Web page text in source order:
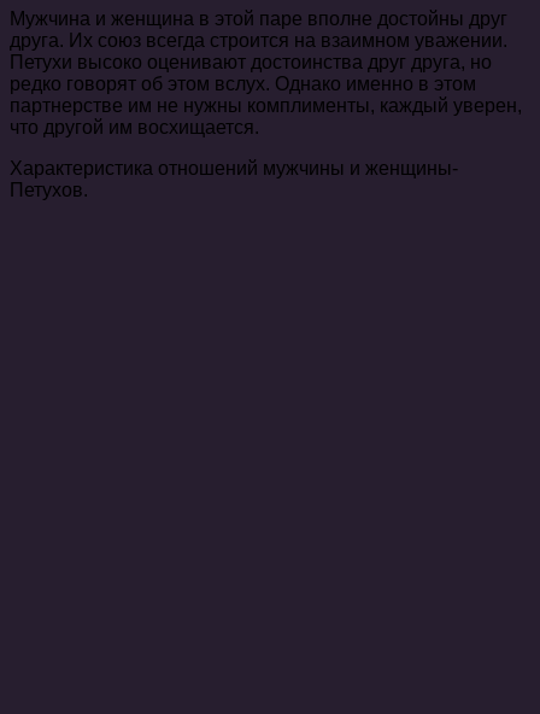
Мужчина и женщина в этой паре вполне достойны друг
друга. Их союз всегда строится на взаимном уважении.
Петухи высоко оценивают достоинства друг друга, но
редко говорят об этом вслух. Однако именно в этом
партнерстве им не нужны комплименты, каждый уверен,
что другой им восхищается.
Характеристика отношений мужчины и женщины-
Петухов.